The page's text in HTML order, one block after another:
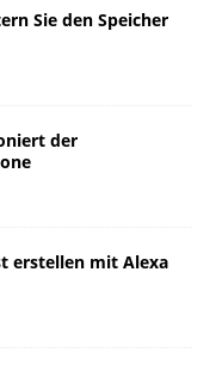
Sie den Speicher
der
erstellen mit Alexa